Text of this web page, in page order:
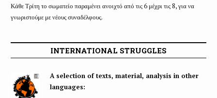
Κάθε Τρίτη το σωματείο παραμένει ανοιχτό από τις 6 μέχρι τις 8, για να
γνωριστούμε με νέους συναδέλφους.
INTERNATIONAL STRUGGLES
A selection of texts, material, analysis in other
languages: